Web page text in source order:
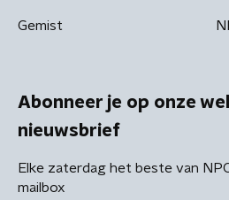
Gemist
Abonneer je op onze
nieuwsbrief
Elke zaterdag het beste van
mailbox